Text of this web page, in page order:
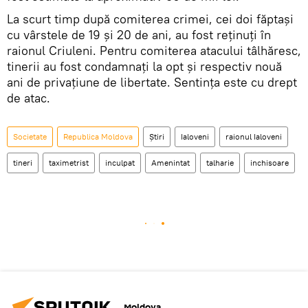
La scurt timp după comiterea crimei, cei doi făptași
cu vârstele de 19 și 20 de ani, au fost reținuți în
raionul Criuleni. Pentru comiterea atacului tâlhăresc,
tinerii au fost condamnați la opt și respectiv nouă
ani de privațiune de libertate. Sentința este cu drept
de atac.
Societate Republica Moldova Știri Ialoveni raionul Ialoveni
tineri taximetrist inculpat Amenintat talharie inchisoare